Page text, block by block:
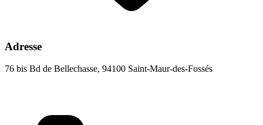
Adresse
76 bis Bd de Bellechasse, 94100 Saint-Maur-des-Fossés